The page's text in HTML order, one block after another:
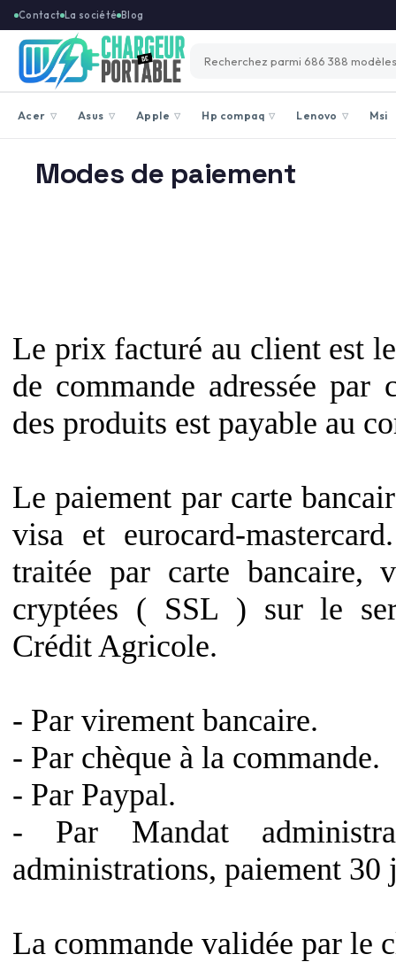
Contact La société Blog
Acer ▽ Asus ▽ Apple ▽ Hp compaq ▽ Lenovo ▽ Msi
Modes de paiement
Le prix facturé au client est
de commande adressée par
des produits est payable au
Le paiement par carte
visa et eurocard-
traitée par carte bancaire,
cryptées ( SSL ) sur le
Crédit Agricole.
- Par virement bancaire.
- Par chèque à la commande.
- Par Paypal.
- Par Mandat
administrations, paiement 30
La commande validée par le